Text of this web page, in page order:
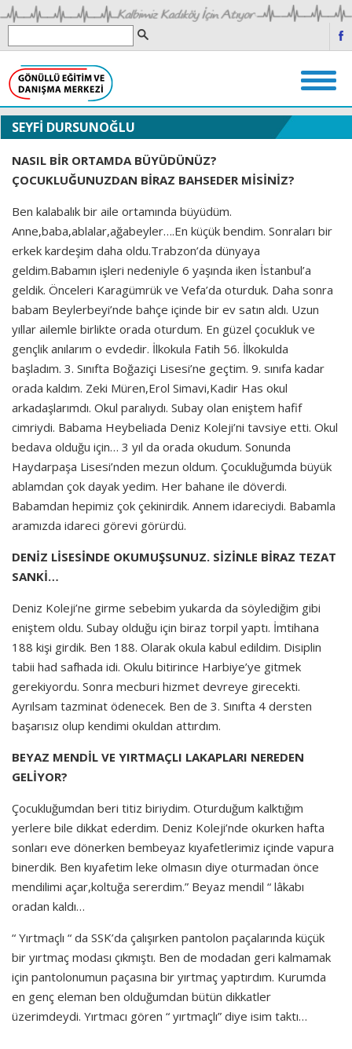
SEYFİ DURSUNOĞLU
NASIL BİR ORTAMDA BÜYÜDÜNÜZ?
ÇOCUKLUĞUNUZDAN BİRAZ BAHSEDER MİSİNİZ?
Ben kalabalık bir aile ortamında büyüdüm.
Anne,baba,ablalar,ağabeyler….En küçük bendim. Sonraları bir
erkek kardeşim daha oldu.Trabzon’da dünyaya
geldim.Babamın işleri nedeniyle 6 yaşında iken İstanbul’a
geldik. Önceleri Karagümrük ve Vefa’da oturduk. Daha sonra
babam Beylerbeyi’nde bahçe içinde bir ev satın aldı. Uzun
yıllar ailemle birlikte orada oturdum. En güzel çocukluk ve
gençlik anılarım o evdedir. İlkokula Fatih 56. İlkokulda
başladım. 3. Sınıfta Boğaziçi Lisesi’ne geçtim. 9. sınıfa kadar
orada kaldım. Zeki Müren,Erol Simavi,Kadir Has okul
arkadaşlarımdı. Okul paralıydı. Subay olan eniştem hafif
cimriydi. Babama Heybeliada Deniz Koleji’ni tavsiye etti. Okul
bedava olduğu için… 3 yıl da orada okudum. Sonunda
Haydarpaşa Lisesi’nden mezun oldum. Çocukluğumda büyük
ablamdan çok dayak yedim. Her bahane ile döverdi.
Babamdan hepimiz çok çekinirdik. Annem idareciydi. Babamla
aramızda idareci görevi görürdü.
DENİZ LİSESİNDE OKUMUŞSUNUZ. SİZİNLE BİRAZ TEZAT
SANKİ…
Deniz Koleji’ne girme sebebim yukarda da söylediğim gibi
eniştem oldu. Subay olduğu için biraz torpil yaptı. İmtihana
188 kişi girdik. Ben 188. Olarak okula kabul edildim. Disiplin
tabii had safhada idi. Okulu bitirince Harbiye’ye gitmek
gerekiyordu. Sonra mecburi hizmet devreye girecekti.
Ayrılsam tazminat ödenecek. Ben de 3. Sınıfta 4 dersten
başarısız olup kendimi okuldan attırdım.
BEYAZ MENDİL VE YIRTMAÇLI LAKAPLARI NEREDEN
GELİYOR?
Çocukluğumdan beri titiz biriydim. Oturduğum kalktığım
yerlere bile dikkat ederdim. Deniz Koleji’nde okurken hafta
sonları eve dönerken bembeyaz kıyafetlerimiz içinde vapura
binerdik. Ben kıyafetim leke olmasın diye oturmadan önce
mendilimi açar,koltuğa sererdim.” Beyaz mendil “ lâkabı
oradan kaldı…
“ Yırtmaçlı “ da SSK’da çalışırken pantolon paçalarında küçük
bir yırtmaç modası çıkmıştı. Ben de modadan geri kalmamak
için pantolonumun paçasına bir yırtmaç yaptırdım. Kurumda
en genç eleman ben olduğumdan bütün dikkatler
üzerimdeydi. Yırtmacı gören “ yırtmaçlı” diye isim taktı…